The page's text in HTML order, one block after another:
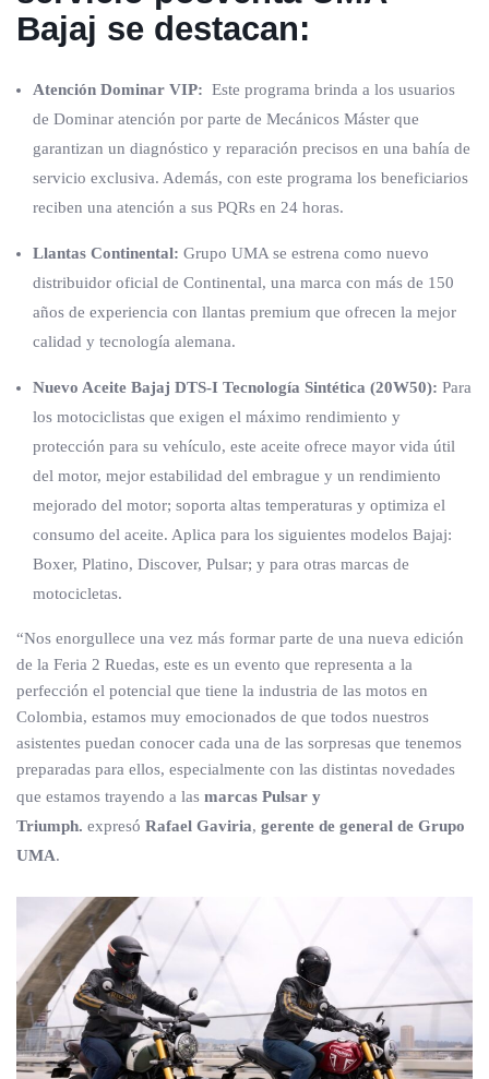
Bajaj se destacan:
Atención Dominar VIP: Este programa brinda a los usuarios
de Dominar atención por parte de Mecánicos Máster que
garantizan un diagnóstico y reparación precisos en una bahía de
servicio exclusiva. Además, con este programa los beneficiarios
reciben una atención a sus PQRs en 24 horas.
Llantas Continental: Grupo UMA se estrena como nuevo
distribuidor oficial de Continental, una marca con más de 150
años de experiencia con llantas premium que ofrecen la mejor
calidad y tecnología alemana.
Nuevo Aceite Bajaj DTS-I Tecnología Sintética (20W50): Para
los motociclistas que exigen el máximo rendimiento y
protección para su vehículo, este aceite ofrece mayor vida útil
del motor, mejor estabilidad del embrague y un rendimiento
mejorado del motor; soporta altas temperaturas y optimiza el
consumo del aceite. Aplica para los siguientes modelos Bajaj:
Boxer, Platino, Discover, Pulsar; y para otras marcas de
motocicletas.
“Nos enorgullece una vez más formar parte de una nueva edición
de la Feria 2 Ruedas, este es un evento que representa a la
perfección el potencial que tiene la industria de las motos en
Colombia, estamos muy emocionados de que todos nuestros
asistentes puedan conocer cada una de las sorpresas que tenemos
preparadas para ellos, especialmente con las distintas novedades
que estamos trayendo a las marcas Pulsar y
Triumph. expresó Rafael Gaviria, gerente de general de Grupo
UMA.